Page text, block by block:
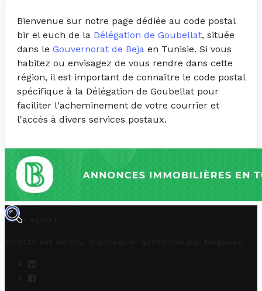
Bienvenue sur notre page dédiée au code postal
bir el euch de la Délégation de Goubellat, située
dans le Gouvernorat de Beja en Tunisie. Si vous
habitez ou envisagez de vous rendre dans cette
région, il est important de connaître le code postal
spécifique à la Délégation de Goubellat pour
faciliter l'acheminement de votre courrier et
l'accès à divers services postaux.
TROVIT
trovit.tn est détenu, maintenu et administré par Megaweb